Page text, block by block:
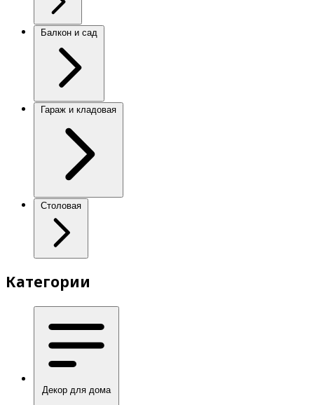
Балкон и сад
Гараж и кладовая
Столовая
Категории
Декор для дома